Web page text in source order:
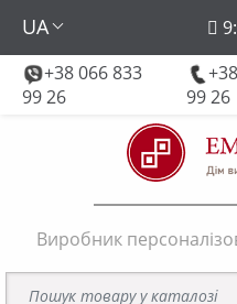
UA
+38 066 833
99 26
99 26
Виробник